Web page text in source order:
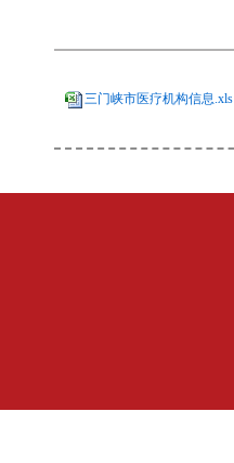
三门峡市医疗机构信息.xls